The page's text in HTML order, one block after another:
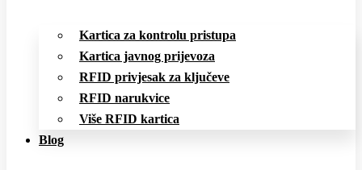
Kartica za kontrolu pristupa
Kartica javnog prijevoza
RFID privjesak za ključeve
RFID narukvice
Više RFID kartica
Blog